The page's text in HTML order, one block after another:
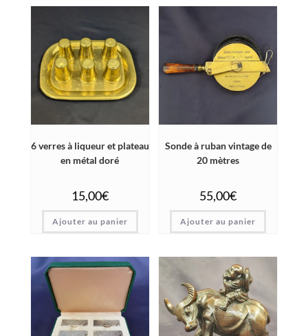
6 verres à liqueur et plateau
en métal doré
15,00€
Ajouter au panier
Sonde à ruban vintage de
20 mètres
55,00€
Ajouter au panier